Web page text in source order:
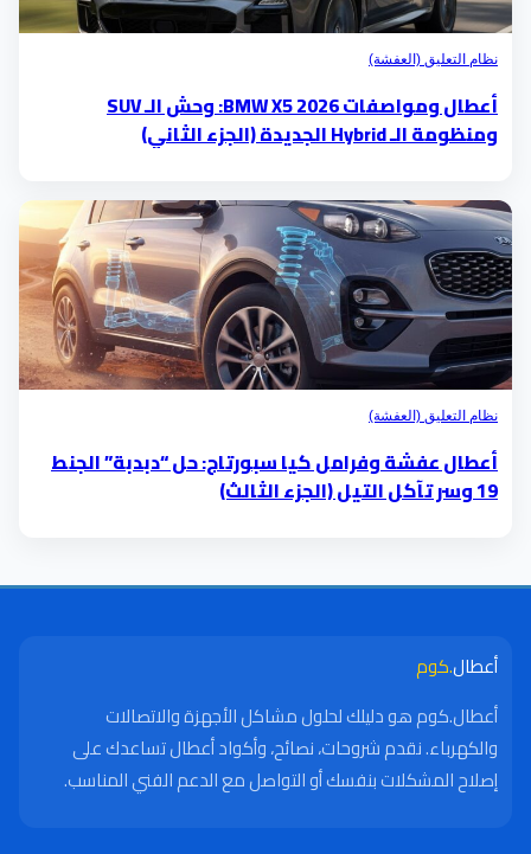
نظام التعليق (العفشة)
أعطال ومواصفات BMW X5 2026: وحش الـ SUV
ومنظومة الـ Hybrid الجديدة (الجزء الثاني)
نظام التعليق (العفشة)
أعطال عفشة وفرامل كيا سبورتاج: حل “دبدبة” الجنط
أعطال.كوم
أعطال.كوم هو دليلك لحلول مشاكل الأجهزة والاتصالات
والكهرباء. نقدم شروحات، نصائح، وأكواد أعطال تساعدك على
إصلاح المشكلات بنفسك أو التواصل مع الدعم الفني المناسب.